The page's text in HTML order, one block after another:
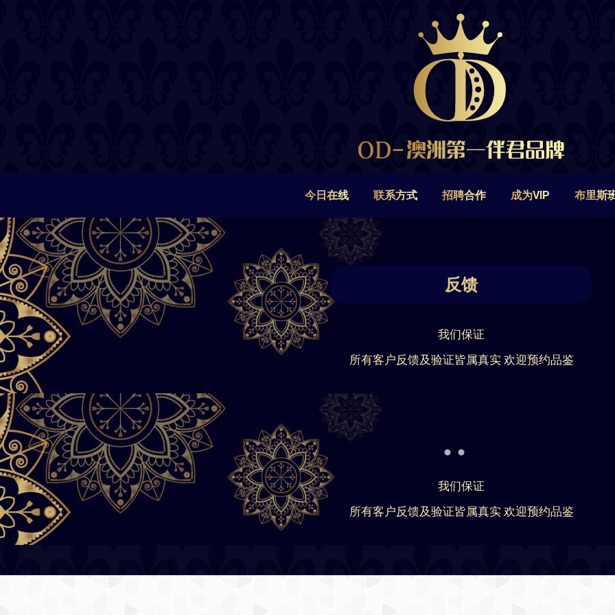
今日在线 联系方式 招聘合作 成为VIP 布里斯
反馈
我们保证
所有客户反馈及验证皆属真实 欢迎预约品鉴
我们保证
所有客户反馈及验证皆属真实 欢迎预约品鉴
招聘合作